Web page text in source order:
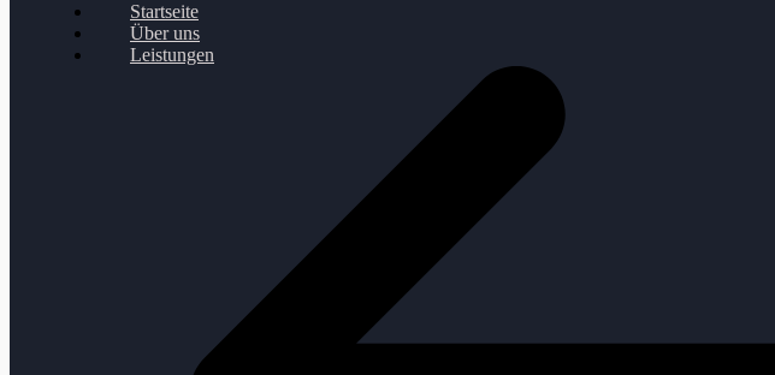
Startseite
Über uns
Leistungen